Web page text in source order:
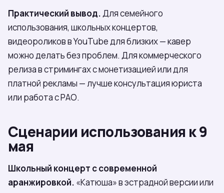
Практический вывод. Для семейного
использования, школьных концертов,
видеороликов в YouTube для близких — кавер
можно делать без проблем. Для коммерческого
релиза в стримингах с монетизацией или для
платной рекламы — лучше консультация юриста
или работа с РАО.
Сценарии использования к 9
мая
Школьный концерт с современной
аранжировкой. «Катюша» в эстрадной версии или